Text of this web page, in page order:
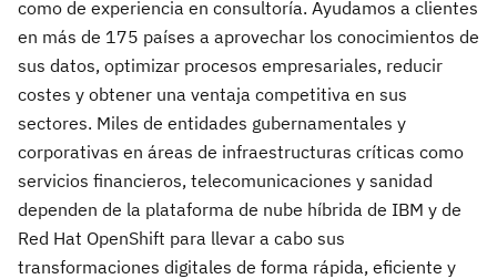
como de experiencia en consultoría. Ayudamos a clientes
en más de 175 países a aprovechar los conocimientos de
sus datos, optimizar procesos empresariales, reducir
costes y obtener una ventaja competitiva en sus
sectores. Miles de entidades gubernamentales y
corporativas en áreas de infraestructuras críticas como
servicios financieros, telecomunicaciones y sanidad
dependen de la plataforma de nube híbrida de IBM y de
Red Hat OpenShift para llevar a cabo sus
transformaciones digitales de forma rápida, eficiente y